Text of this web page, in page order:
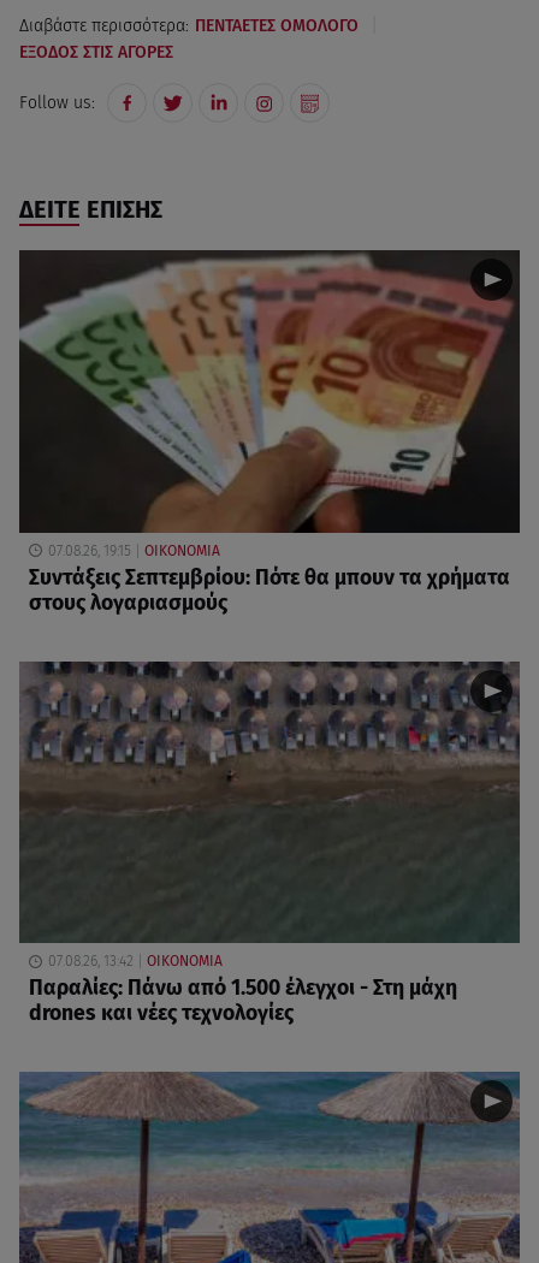
Διαβάστε περισσότερα: ΠΕΝΤΑΕΤΕΣ ΟΜΟΛΟΓΟ
ΕΞΟΔΟΣ ΣΤΙΣ ΑΓΟΡΕΣ
Follow us:
ΔΕΙΤΕ ΕΠΙΣΗΣ
07.08.26, 19:15 ΟΙΚΟΝΟΜΙΑ
Συντάξεις Σεπτεμβρίου: Πότε θα μπουν τα χρήματα
στους λογαριασμούς
07.08.26, 13:42 ΟΙΚΟΝΟΜΙΑ
Παραλίες: Πάνω από 1.500 έλεγχοι - Στη μάχη
drones και νέες τεχνολογίες